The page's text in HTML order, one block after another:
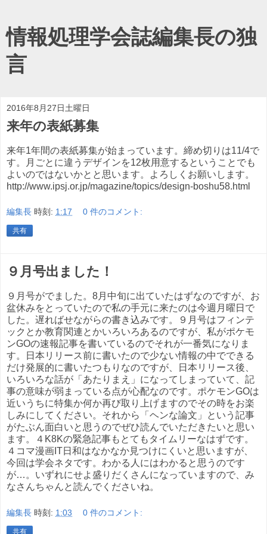
情報処理学会誌編集長の独
言
2016年8月27日土曜日
来年の表紙募集
来年1年間の表紙募集が始まっています。締め切りは11/4で
す。月ごとに違うデザインを12枚用意するということでも
よいのではないかとと思います。よろしくお願いします。
http://www.ipsj.or.jp/magazine/topics/design-boshu58.html
編集長 時刻: 1:17 0 件のコメント:
共有
９月号出ました！
９月号がでました。8月中旬に出ていたはずなのですが、お
盆休みをとっていたので私の手元に来たのは今週月曜日で
した。遅ればせながらの書き込みです。９月号はフィンテ
ックとか教育関連とかいろいろあるのですが、私がポケモ
ンGOの速報記事を書いているのでそれが一番気になりま
す。日本リリース前に書いたので少ない情報の中でできる
だけ発展的に書いたつもりなのですが、日本リリース後、
いろいろな話が「あたりまえ」になってしまっていて、記
事の意味が弱まっている点が心配なのです。ポケモンGOは
近いうちに特集か何か再び取り上げますのでその時をお楽
しみにしてください。それから「ヘンな論文」という記事
がたぶん面白いと思うのでぜひ読んでいただきたいと思い
ます。４K8Kの緊急記事もとてもタイムリーなはずです。
４コマ漫画IT日和はなかなか見つけにくいと思いますが、
今回は学会ネタです。わかる人にはわかると思うのです
が…。いずれにせよ盛りだくさんになっていますので、み
なさんちゃんと読んでくださいね。
編集長 時刻: 1:03 0 件のコメント:
共有